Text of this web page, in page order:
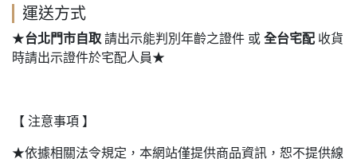
運送方式
★台北門市自取 請出示能判別年齡之證件 或 全台宅配 收貨
時請出示證件於宅配人員★
【 注意事項 】
★依據相關法令規定，本網站僅提供商品資訊，恕不提供線